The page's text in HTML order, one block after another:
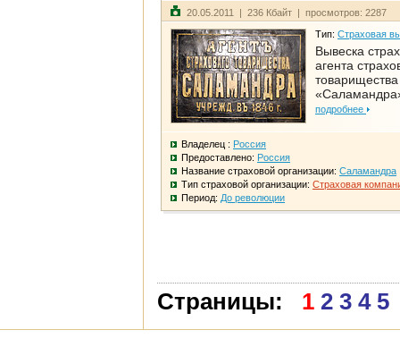
20.05.2011 | 236 Кбайт | просмотров: 2287
Тип: Страховая
Вывеска
агента
товарищества
подробнее
Владелец : Россия
Предоставлено: Россия
Название страховой организации: Саламандра
Тип страховой организации: Страховая
Период: До революции
Страницы: 1 2 3 4 5